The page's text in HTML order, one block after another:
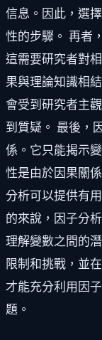
信息。因此，選
性的步驟。 再者
這需要研究者對
果與理論知識相
會受到研究者主
到質疑。 最後，
係。它只能揭示
性是由於因果關
分析可以提供有
的來說，因子分
理解變數之間的
限制和挑戰，並
才能充分利用因
題。